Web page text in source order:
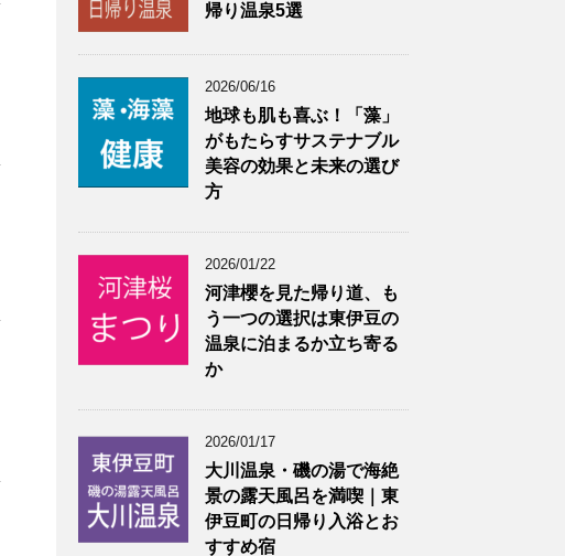
帰り温泉5選
2026/06/16
地球も肌も喜ぶ！「藻」
がもたらすサステナブル
美容の効果と未来の選び
方
2026/01/22
河津櫻を見た帰り道、も
う一つの選択は東伊豆の
温泉に泊まるか立ち寄る
か
2026/01/17
大川温泉・磯の湯で海絶
景の露天風呂を満喫｜東
伊豆町の日帰り入浴とお
すすめ宿